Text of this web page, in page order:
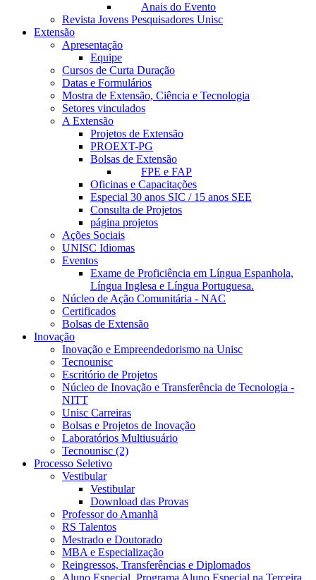
Anais do Evento
Revista Jovens Pesquisadores Unisc
Extensão
Apresentação
Equipe
Cursos de Curta Duração
Datas e Formulários
Mostra de Extensão, Ciência e Tecnologia
Setores vinculados
A Extensão
Projetos de Extensão
PROEXT-PG
Bolsas de Extensão
FPE e FAP
Oficinas e Capacitações
Especial 30 anos SIC / 15 anos SEE
Consulta de Projetos
página projetos
Ações Sociais
UNISC Idiomas
Eventos
Exame de Proficiência em Língua Espanhola,
Língua Inglesa e Língua Portuguesa.
Núcleo de Ação Comunitária - NAC
Certificados
Bolsas de Extensão
Inovação
Inovação e Empreendedorismo na Unisc
Tecnounisc
Escritório de Projetos
Núcleo de Inovação e Transferência de Tecnologia -
NITT
Unisc Carreiras
Bolsas e Projetos de Inovação
Laboratórios Multiusuário
Tecnounisc (2)
Processo Seletivo
Vestibular
Vestibular
Download das Provas
Professor do Amanhã
RS Talentos
Mestrado e Doutorado
MBA e Especialização
Reingressos, Transferências e Diplomados